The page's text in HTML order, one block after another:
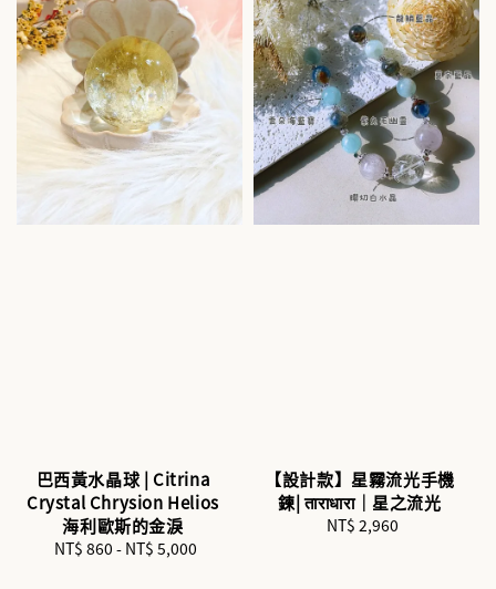
巴西黃水晶球 | Citrina
Crystal Chrysion Helios
海利歐斯的金淚
Regular
NT$ 860 - NT$ 5,000
【設計款】星霧流光手機
鍊| ताराधारा｜星之流光
Regular
NT$ 2,960